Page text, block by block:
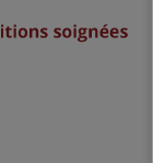
stabilité et solidité.
pour plus de